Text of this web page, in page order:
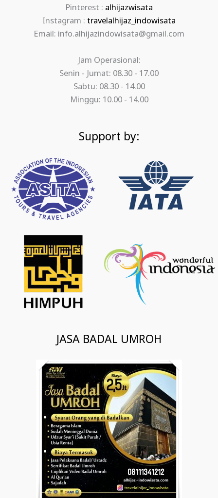
Pinterest : alhijazwisata
Instagram : travelalhijaz_indowisata
Email: info.alhijazindowisata@gmail.com
Jam Operasional:
Senin - Jumat: 08.30 - 17.00
Sabtu: 08.30 - 14.00
Minggu: 10.00 - 14.00
Support by:
JASA BADAL UMROH